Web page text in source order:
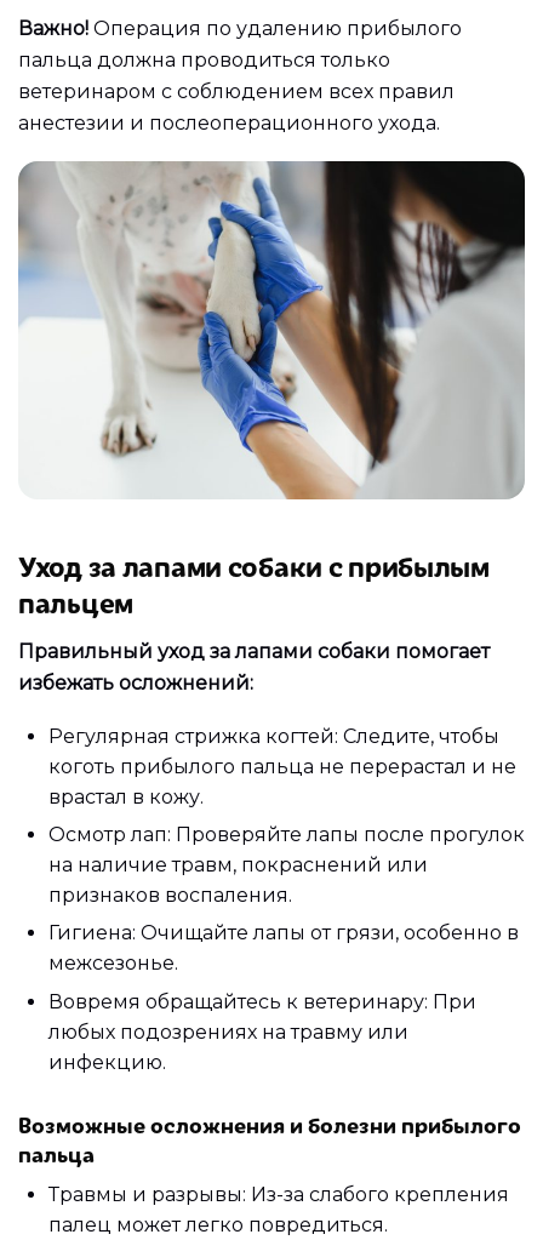
Важно! Операция по удалению прибылого
пальца должна проводиться только
ветеринаром с соблюдением всех правил
анестезии и послеоперационного ухода.
Уход за лапами собаки с прибылым
пальцем
Правильный уход за лапами собаки помогает
избежать осложнений:
Регулярная стрижка когтей: Следите, чтобы
коготь прибылого пальца не перерастал и не
врастал в кожу.
Осмотр лап: Проверяйте лапы после прогулок
на наличие травм, покраснений или
признаков воспаления.
Гигиена: Очищайте лапы от грязи, особенно в
межсезонье.
Вовремя обращайтесь к ветеринару: При
любых подозрениях на травму или
инфекцию.
Возможные осложнения и болезни прибылого
пальца
Травмы и разрывы: Из-за слабого крепления
палец может легко повредиться.